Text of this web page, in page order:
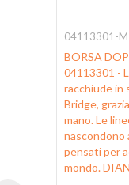
04113301-M
BORSA
04113301 -
racchiude in
Bridge,
mano. Le
nascondono
pensati per
mondo.